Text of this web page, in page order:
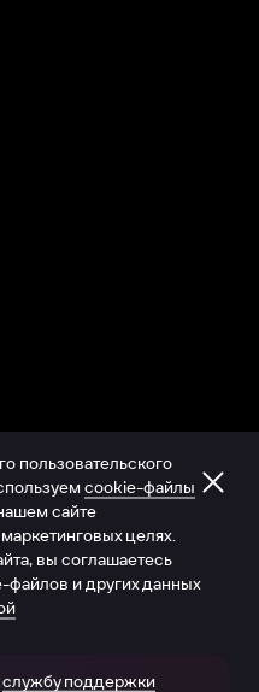
пользовательского
cookie-файлы
сайте
целях.
вы соглашаетесь
файлов и других данных
службу поддержки